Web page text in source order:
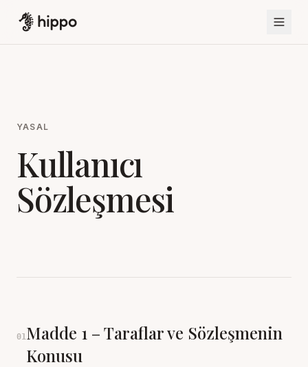
YASAL
Kullanıcı
Sözleşmesi
01Madde 1 –Taraflar ve Sözleşmenin
Konusu